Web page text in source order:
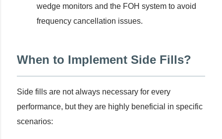
wedge monitors and the FOH system to avoid
frequency cancellation issues.
When to Implement Side Fills?
Side fills are not always necessary for every
performance, but they are highly beneficial in specific
scenarios: